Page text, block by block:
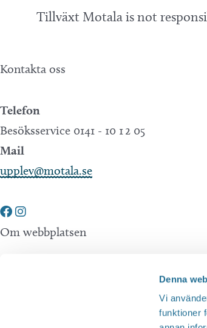
Denna
Vi
funktioner
Tillväxt Motala is not
Kontakta oss
Telefon
Besöksservice 0141 - 10 1 2 05
Mail
upplev@motala.se
Om webbplatsen
Tillgänglighetsredogörelse